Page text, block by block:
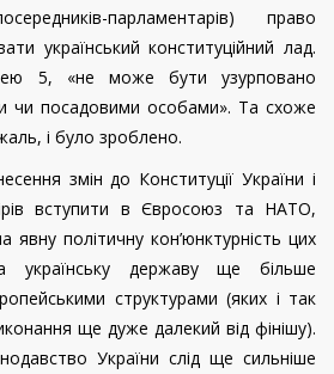
парламентарів) право
український конституційний лад.
5, «не може бути узурповано
чи посадовими особами». Та схоже
і було зроблено.
змін до Конституції України і
вступити в Євросоюз та НАТО,
явну політичну кон’юнктурність цих
українську державу ще більше
структурами (яких і так
ще дуже далекий від фінішу).
України слід ще сильніше